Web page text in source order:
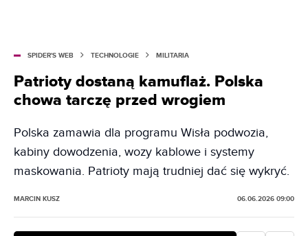
SPIDER'S WEB TECHNOLOGIE MILITARIA
Patrioty dostaną kamuflaż. Polska
chowa tarczę przed wrogiem
Polska zamawia dla programu Wisła podwozia,
kabiny dowodzenia, wozy kablowe i systemy
maskowania. Patrioty mają trudniej dać się wykryć.
MARCIN KUSZ 06.06.2026 09:00